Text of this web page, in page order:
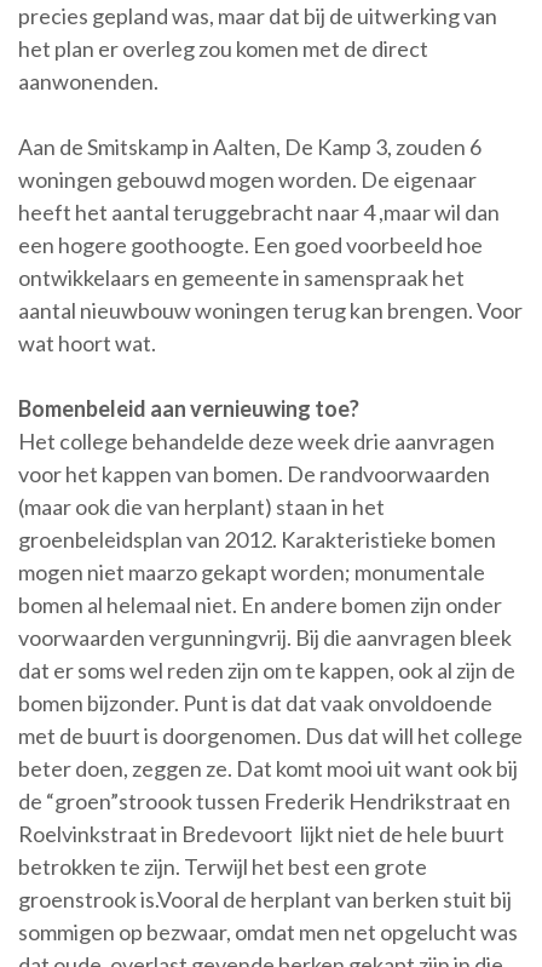
precies gepland was, maar dat bij de uitwerking van
het plan er overleg zou komen met de direct
aanwonenden.
Aan de Smitskamp in Aalten, De Kamp 3, zouden 6
woningen gebouwd mogen worden. De eigenaar
heeft het aantal teruggebracht naar 4 ,maar wil dan
een hogere goothoogte. Een goed voorbeeld hoe
ontwikkelaars en gemeente in samenspraak het
aantal nieuwbouw woningen terug kan brengen. Voor
wat hoort wat.
Bomenbeleid aan vernieuwing toe?
Het college behandelde deze week drie aanvragen
voor het kappen van bomen. De randvoorwaarden
(maar ook die van herplant) staan in het
groenbeleidsplan van 2012. Karakteristieke bomen
mogen niet maarzo gekapt worden; monumentale
bomen al helemaal niet. En andere bomen zijn onder
voorwaarden vergunningvrij. Bij die aanvragen bleek
dat er soms wel reden zijn om te kappen, ook al zijn de
bomen bijzonder. Punt is dat dat vaak onvoldoende
met de buurt is doorgenomen. Dus dat will het college
beter doen, zeggen ze. Dat komt mooi uit want ook bij
de “groen”stroook tussen Frederik Hendrikstraat en
Roelvinkstraat in Bredevoort lijkt niet de hele buurt
betrokken te zijn. Terwijl het best een grote
groenstrook is.Vooral de herplant van berken stuit bij
sommigen op bezwaar, omdat men net opgelucht was